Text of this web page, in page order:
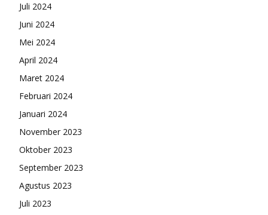
Juli 2024
Juni 2024
Mei 2024
April 2024
Maret 2024
Februari 2024
Januari 2024
November 2023
Oktober 2023
September 2023
Agustus 2023
Juli 2023